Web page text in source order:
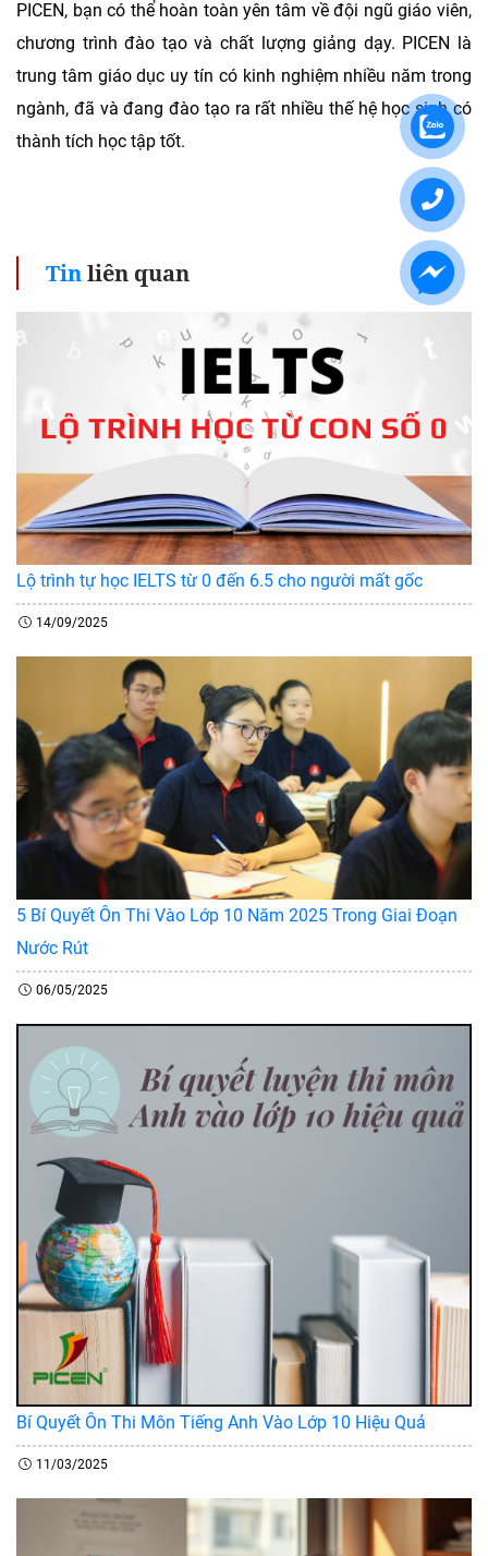
PICEN, bạn có thể hoàn toàn yên tâm về đội ngũ giáo viên,
chương trình đào tạo và chất lượng giảng dạy. PICEN là
trung tâm giáo dục uy tín có kinh nghiệm nhiều năm trong
ngành, đã và đang đào tạo ra rất nhiều thế hệ học sinh có
thành tích học tập tốt.
Tinliên quan
Lộ trình tự học IELTS từ 0 đến 6.5 cho người mất gốc
14/09/2025
5 Bí Quyết Ôn Thi Vào Lớp 10 Năm 2025 Trong Giai Đoạn
Nước Rút
06/05/2025
Bí Quyết Ôn Thi Môn Tiếng Anh Vào Lớp 10 Hiệu Quả
11/03/2025